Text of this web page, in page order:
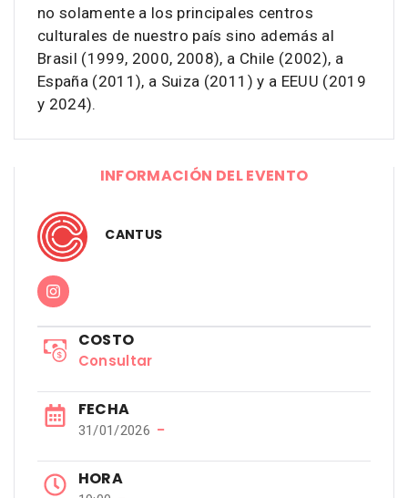
no solamente a los principales centros
culturales de nuestro país sino además al
Brasil (1999, 2000, 2008), a Chile (2002), a
España (2011), a Suiza (2011) y a EEUU (2019
y 2024).
INFORMACIÓN DEL EVENTO
CANTUS
COSTO
Consultar
FECHA
31/01/2026 −
HORA